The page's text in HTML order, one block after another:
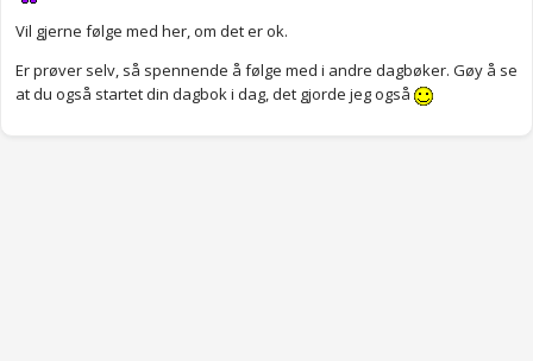
Vil gjerne følge med her, om det er ok.
Er prøver selv, så spennende å følge med i andre dagbøker. Gøy å se
at du også startet din dagbok i dag, det gjorde jeg også